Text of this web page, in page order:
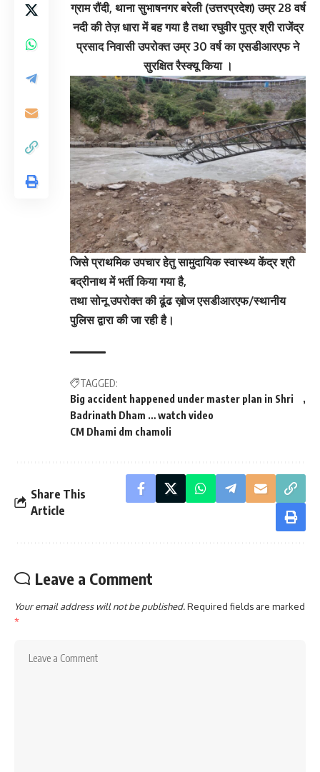
ग्राम रौंदी, थाना सुभाषनगर बरेली (उत्तरप्रदेश) उम्र 28 वर्ष
नदी की तेज़ धारा में बह गया है तथा रघुवीर पुत्र श्री राजेंद्र
प्रसाद निवासी उपरोक्त उम्र 30 वर्ष का एसडीआरएफ ने
सुरक्षित रैस्क्यू किया ।
जिसे प्राथमिक उपचार हेतु सामुदायिक स्वास्थ्य केंद्र श्री
बद्रीनाथ में भर्ती किया गया है,
तथा सोनू उपरोक्त की ढूंढ ख़ोज एसडीआरएफ/स्थानीय
पुलिस द्वारा की जा रही है।
TAGGED:
Big accident happened under master plan in Shri
Badrinath Dham … watch video
CM Dhami dm chamoli
Share This
Article
Leave a Comment
Your email address will not be published.Required fields are marked
*